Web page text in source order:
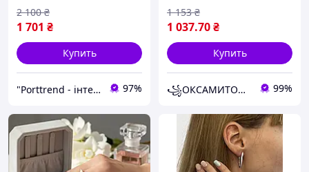
1 701 ₴
2 100 ₴
Купить
"Porttrend - інтернет магазин приємних подарунків" 97%
1 037.70₴
1 153 ₴
Купить
꧁ОКСАМИТОВА СКРИНЬКА ꧂ 99%